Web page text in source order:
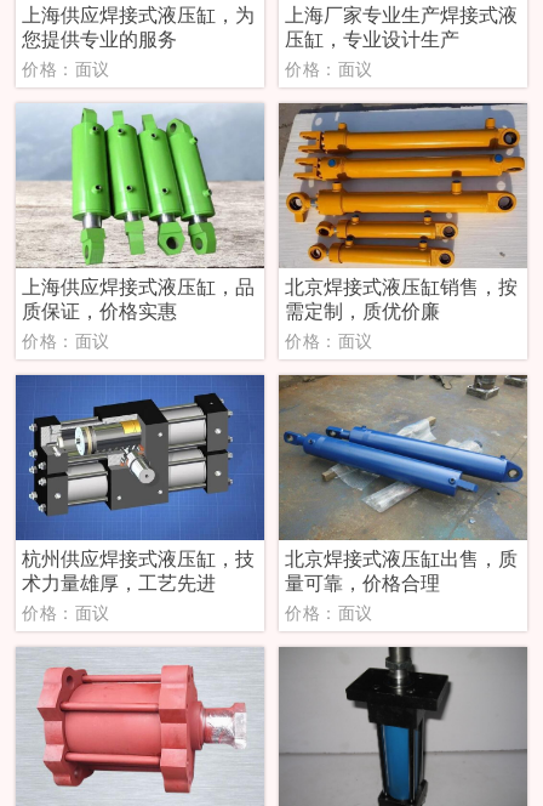
上海供应焊接式液压缸，为
您提供专业的服务
价格：面议
上海厂家专业生产焊接式液
压缸，专业设计生产
价格：面议
上海供应焊接式液压缸，品
质保证，价格实惠
价格：面议
北京焊接式液压缸销售，按
需定制，质优价廉
价格：面议
杭州供应焊接式液压缸，技
术力量雄厚，工艺先进
价格：面议
北京焊接式液压缸出售，质
量可靠，价格合理
价格：面议